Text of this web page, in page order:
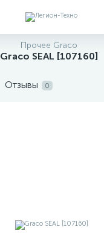
Прочее Graco
Graco SEAL [107160]
Отзывы 0